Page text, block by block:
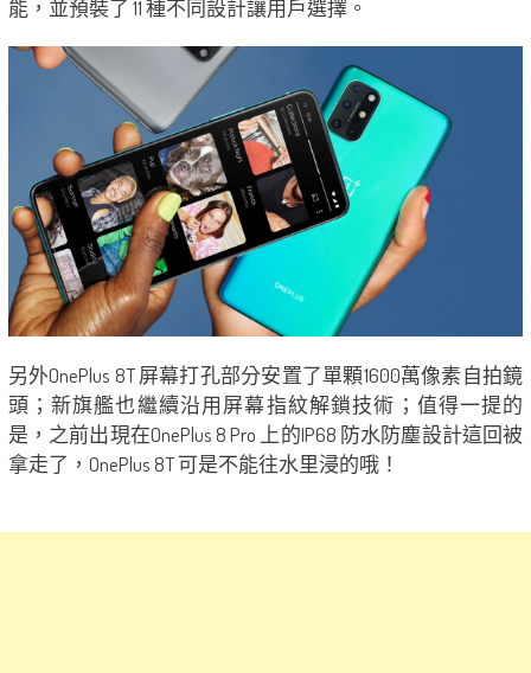
能，並預裝了 11 種不同設計讓用戶選擇。
另外OnePlus 8T 屏幕打孔部分安置了單顆1600萬像素自拍鏡
頭；新旗艦也繼續沿用屏幕指紋解鎖技術；值得一提的
是，之前出現在OnePlus 8 Pro 上的IP68 防水防塵設計這回被
拿走了，OnePlus 8T 可是不能往水里浸的哦！